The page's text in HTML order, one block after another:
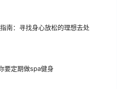
南：寻找身心放松的理想去处
要定期做spa健身